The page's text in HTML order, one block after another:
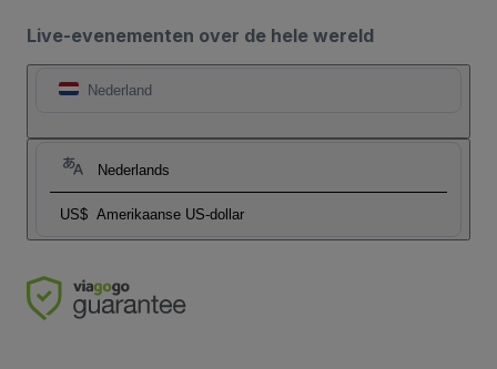
Live-evenementen over de hele wereld
Nederland
Nederlands
US$ Amerikaanse US-dollar